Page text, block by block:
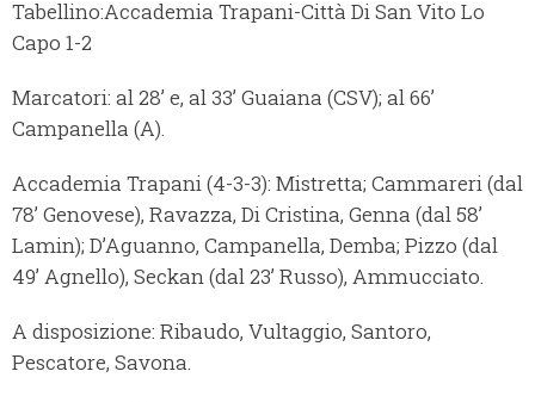
Tabellino:Accademia Trapani-Città Di San Vito Lo
Capo 1-2
Marcatori: al 28’ e, al 33’ Guaiana (CSV); al 66’
Campanella (A).
Accademia Trapani (4-3-3): Mistretta; Cammareri (dal
78’ Genovese), Ravazza, Di Cristina, Genna (dal 58’
Lamin); D’Aguanno, Campanella, Demba; Pizzo (dal
49’ Agnello), Seckan (dal 23’ Russo), Ammucciato.
A disposizione: Ribaudo, Vultaggio, Santoro,
Pescatore, Savona.